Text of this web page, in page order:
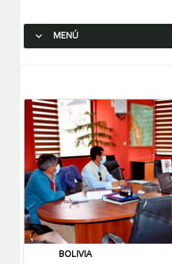
MENÚ
BOLIVIA